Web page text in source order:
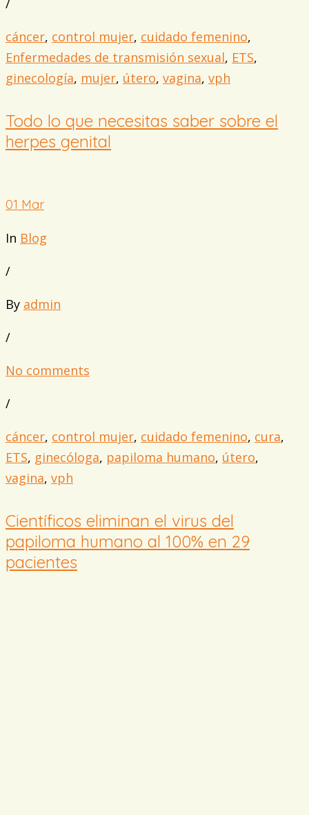
/
cáncer, control mujer, cuidado femenino,
Enfermedades de transmisión sexual, ETS,
ginecología, mujer, útero, vagina, vph
Todo lo que necesitas saber sobre el
herpes genital
01 Mar
In Blog
/
By admin
/
No comments
/
cáncer, control mujer, cuidado femenino, cura,
ETS, ginecóloga, papiloma humano, útero,
vagina, vph
Científicos eliminan el virus del
papiloma humano al 100% en 29
pacientes